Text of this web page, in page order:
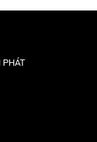
PHÁT